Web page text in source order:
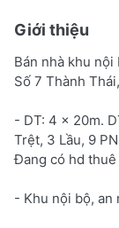
Giới thiệu
Bán nhà khu nội
Số 7 Thành
- DT: 4 x 20m.
Trệt, 3 Lầu, 9
Đang có hd
- Khu nội bộ, an